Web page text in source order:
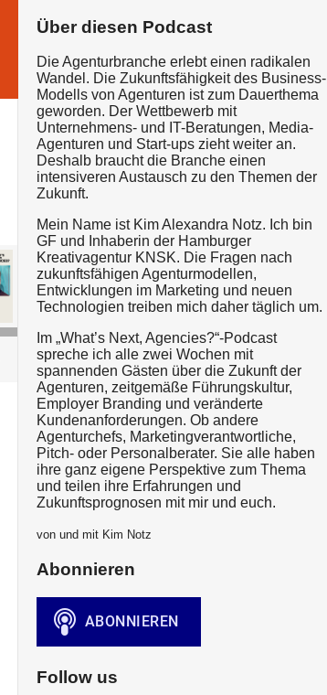
Über diesen Podcast
Die Agenturbranche erlebt einen radikalen
Wandel. Die Zukunftsfähigkeit des Business-
Modells von Agenturen ist zum Dauerthema
geworden. Der Wettbewerb mit
Unternehmens- und IT-Beratungen, Media-
Agenturen und Start-ups zieht weiter an.
Deshalb braucht die Branche einen
intensiveren Austausch zu den Themen der
Zukunft.
Mein Name ist Kim Alexandra Notz. Ich bin
GF und Inhaberin der Hamburger
Kreativagentur KNSK. Die Fragen nach
zukunftsfähigen Agenturmodellen,
Entwicklungen im Marketing und neuen
Technologien treiben mich daher täglich um.
Im „What’s Next, Agencies?“-Podcast
spreche ich alle zwei Wochen mit
spannenden Gästen über die Zukunft der
Agenturen, zeitgemäße Führungskultur,
Employer Branding und veränderte
Kundenanforderungen. Ob andere
Agenturchefs, Marketingverantwortliche,
Pitch- oder Personalberater. Sie alle haben
ihre ganz eigene Perspektive zum Thema
und teilen ihre Erfahrungen und
Zukunftsprognosen mit mir und euch.
von und mit Kim Notz
Abonnieren
Follow us